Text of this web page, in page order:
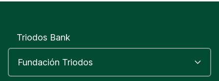
Triodos Bank